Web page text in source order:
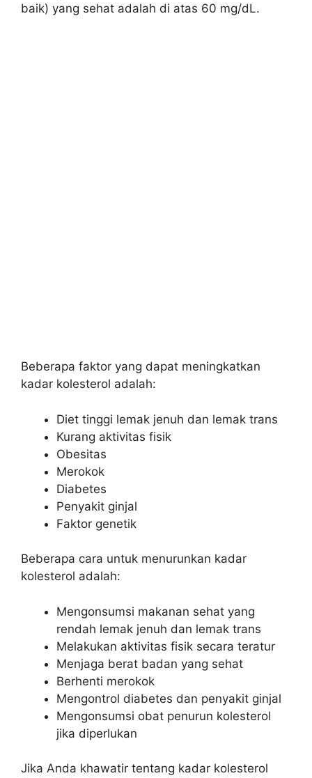
baik) yang sehat adalah di atas 60 mg/dL.
Beberapa faktor yang dapat meningkatkan
kadar kolesterol adalah:
Diet tinggi lemak jenuh dan lemak trans
Kurang aktivitas fisik
Obesitas
Merokok
Diabetes
Penyakit ginjal
Faktor genetik
Beberapa cara untuk menurunkan kadar
kolesterol adalah:
Mengonsumsi makanan sehat yang
rendah lemak jenuh dan lemak trans
Melakukan aktivitas fisik secara teratur
Menjaga berat badan yang sehat
Berhenti merokok
Mengontrol diabetes dan penyakit ginjal
Mengonsumsi obat penurun kolesterol
jika diperlukan
Jika Anda khawatir tentang kadar kolesterol